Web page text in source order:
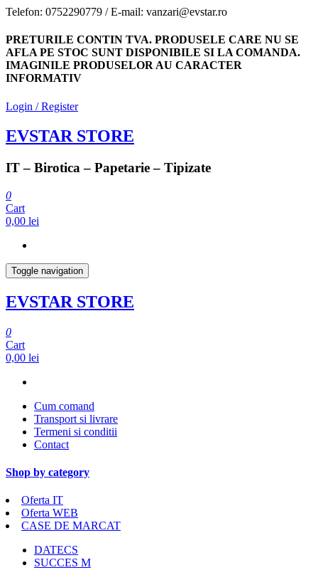
Skip
the
content
Telefon: 0752290779 / E-mail: vanzari@evstar.ro
PRETURILE CONTIN TVA. PRODUSELE CARE NU SE
AFLA PE STOC SUNT DISPONIBILE SI LA COMANDA.
IMAGINILE PRODUSELOR AU CARACTER
INFORMATIV
Login / Register
EVSTAR STORE
IT – Birotica – Papetarie – Tipizate
0
Cart
0,00 lei
Toggle navigation
EVSTAR STORE
0
Cart
0,00 lei
Cum comand
Transport si livrare
Termeni si conditii
Contact
Shop by category
Oferta IT
Oferta WEB
CASE DE MARCAT
DATECS
SUCCES M